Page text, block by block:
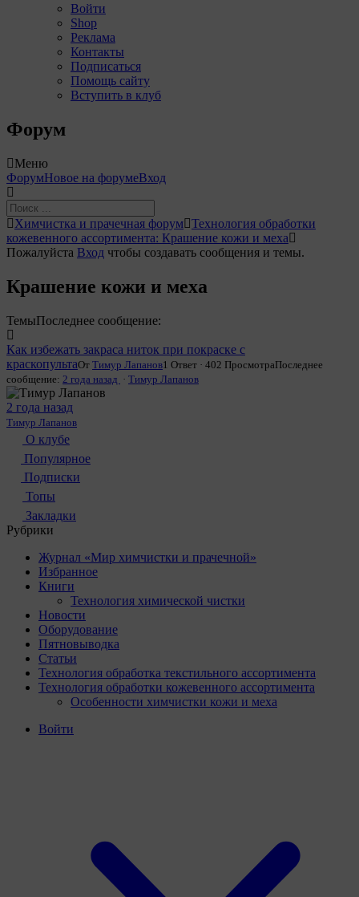
Войти
Shop
Реклама
Контакты
Подписаться
Помощь сайту
Вступить в клуб
Форум
Меню
Навигация
Форума
ФорумНовое на форумеВход
Форум
breadcrumbs
-
здесь:
Химчистка и прачечная форум Технология обработки
кожевенного ассортимента: Крашение кожи и меха
Пожалуйста Вход чтобы создавать сообщения и темы.
Крашение кожи и меха
ТемыПоследнее сообщение:
Как избежать закраса ниток при покраске с
краскопультаОт Тимур Лапанов1 Ответ · 402 ПросмотраПоследнее
сообщение: 2 года назад · Тимур Лапанов
2 года назад
Тимур Лапанов
О клубе
Популярное
Подписки
Топы
Закладки
Рубрики
Журнал «Мир химчистки и прачечной»
Избранное
Книги
Технология химической чистки
Новости
Оборудование
Пятновыводка
Статьи
Технология обработка текстильного ассортимента
Технология обработки кожевенного ассортимента
Особенности химчистки кожи и меха
Войти